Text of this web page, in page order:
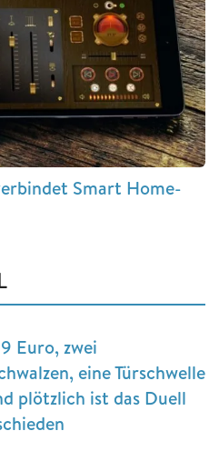
Smart Home-
Euro, zwei
eine Türschwelle
plötzlich ist das Duell